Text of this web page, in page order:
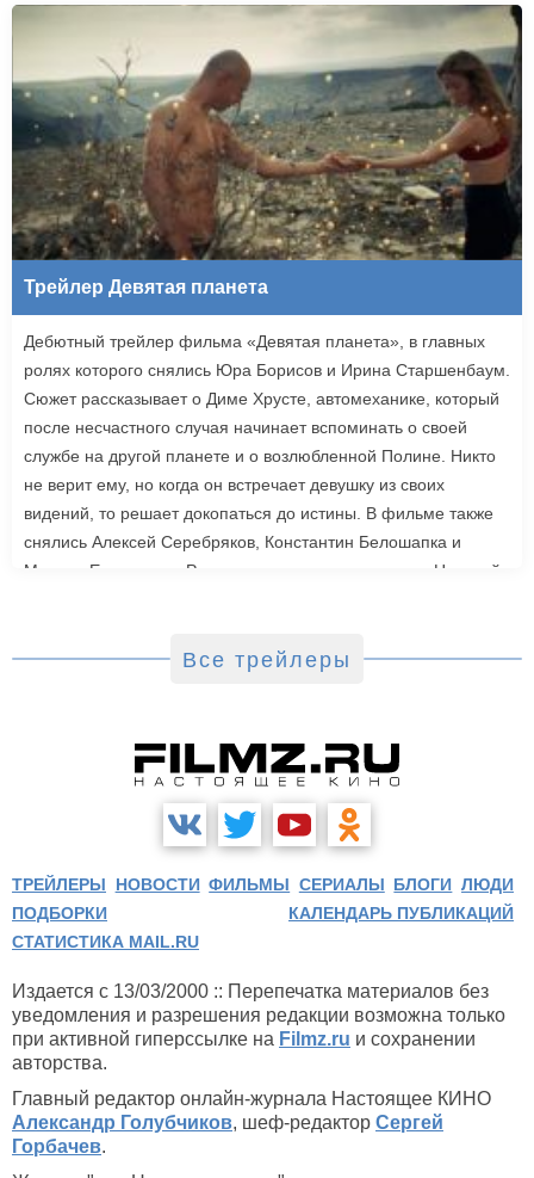
Трейлер Девятая планета
Дебютный трейлер фильма «Девятая планета», в главных
ролях которого снялись Юра Борисов и Ирина Старшенбаум.
Сюжет рассказывает о Диме Хрусте, автомеханике, который
после несчастного случая начинает вспоминать о своей
службе на другой планете и о возлюбленной Полине. Никто
не верит ему, но когда он встречает девушку из своих
видений, то решает докопаться до истины. В фильме также
снялись Алексей Серебряков, Константин Белошапка и
Максим Емельянов. Режиссером картины выступил Николай
Все трейлеры
ТРЕЙЛЕРЫ НОВОСТИ ФИЛЬМЫ СЕРИАЛЫ БЛОГИ ЛЮДИ
ПОДБОРКИ
КАЛЕНДАРЬ ПУБЛИКАЦИЙ
СТАТИСТИКА MAIL.RU
Издается с 13/03/2000 :: Перепечатка материалов без
уведомления и разрешения редакции возможна только
при активной гиперссылке на Filmz.ru и сохранении
авторства.
Главный редактор онлайн-журнала Настоящее КИНО
Александр Голубчиков, шеф-редактор Сергей
Горбачев.